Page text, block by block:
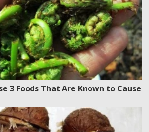
3 Foods That Are Known to Cause